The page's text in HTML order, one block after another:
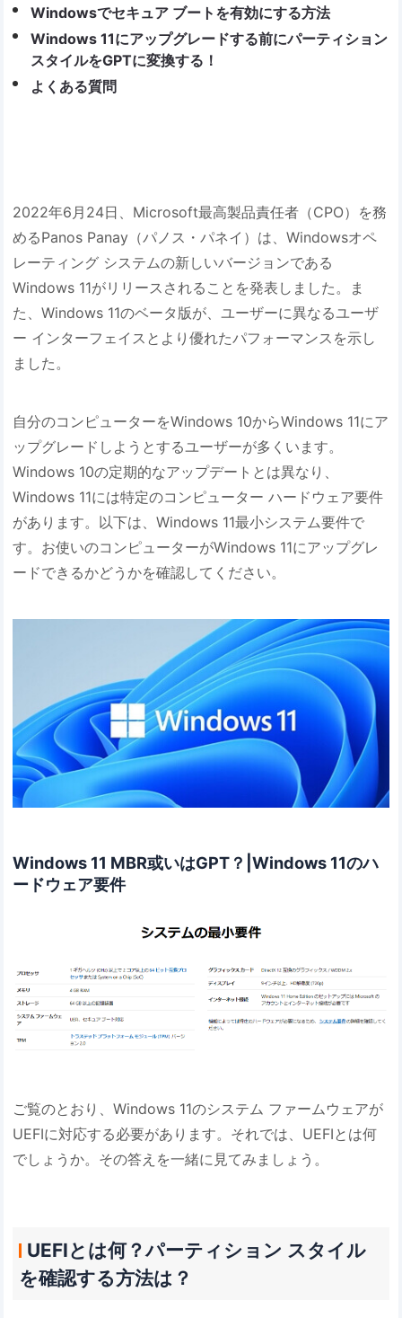
Windowsでセキュア ブートを有効にする方法
Windows 11にアップグレードする前にパーティション
スタイルをGPTに変換する！
よくある質問
2022年6月24日、Microsoft最高製品責任者（CPO）を務
めるPanos Panay（パノス・パネイ）は、Windowsオペ
レーティング システムの新しいバージョンである
Windows 11がリリースされることを発表しました。ま
た、Windows 11のベータ版が、ユーザーに異なるユーザ
ー インターフェイスとより優れたパフォーマンスを示し
ました。
自分のコンピューターをWindows 10からWindows 11にア
ップグレードしようとするユーザーが多くいます。
Windows 10の定期的なアップデートとは異なり、
Windows 11には特定のコンピューター ハードウェア要件
があります。以下は、Windows 11最小システム要件で
す。お使いのコンピューターがWindows 11にアップグレ
ードできるかどうかを確認してください。
Windows 11 MBR或いはGPT？|Windows 11のハ
ードウェア要件
ご覧のとおり、Windows 11のシステム ファームウェアが
UEFIに対応する必要があります。それでは、UEFIとは何
でしょうか。その答えを一緒に見てみましょう。
UEFIとは何？パーティション スタイル
を確認する方法は？